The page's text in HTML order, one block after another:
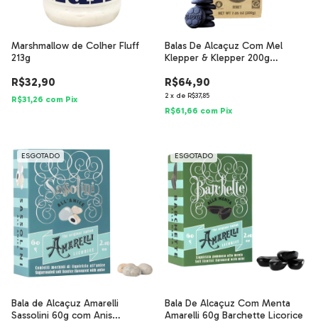
Marshmallow de Colher Fluff
213g
R$32,90
R$31,26 com Pix
Balas De Alcaçuz Com Mel
Klepper & Klepper 200g
R$64,90
2 x de R$37,85
R$61,66 com Pix
ESGOTADO
Bala de Alcaçuz Amarelli
Sassolini 60g com Anis
ESGOTADO
Bala De Alcaçuz Com Menta
Amarelli 60g Barchette Licorice